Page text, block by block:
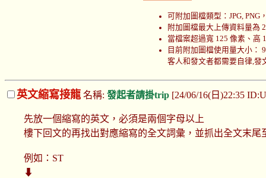
可附加圖檔類型：JPG, PNG
附加圖檔最大上傳資料量為
當檔案超過寬 125 像素、高
目前附加圖檔使用量大小：
客人和發文者都需要自律,發
英文縮寫接龍 名稱: 發起者請掛trip [24/06/16(日)22:35
先放一個縮寫的英文，必須是兩個字母以上
樓下回文的再找出對應縮寫的全文詞彙，並抓出全文末
例如：ST
⬇